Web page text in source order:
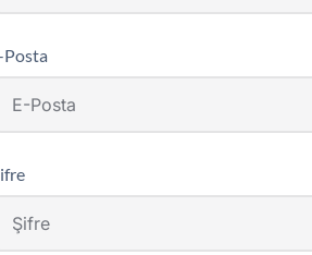
Posta